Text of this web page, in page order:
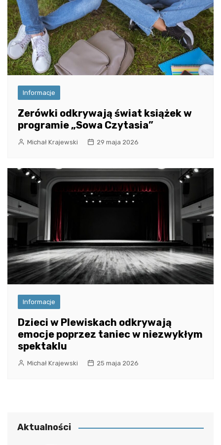
Informacje
Zerówki odkrywają świat książek w
programie „Sowa Czytasia”
Michał Krajewski 29 maja 2026
Informacje
Dzieci w Plewiskach odkrywają
emocje poprzez taniec w niezwykłym
spektaklu
Michał Krajewski 25 maja 2026
Aktualności